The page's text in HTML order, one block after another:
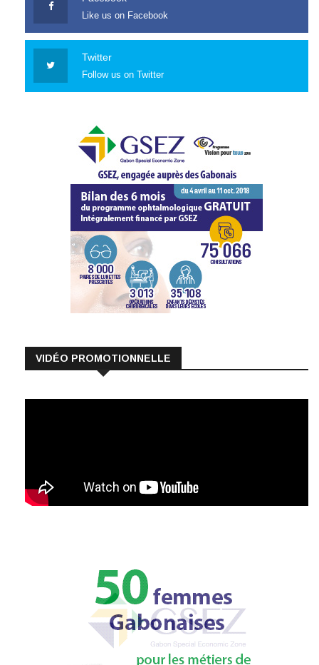
Like us on Facebook
Twitter
Follow us on Twitter
VIDÉO PROMOTIONNELLE